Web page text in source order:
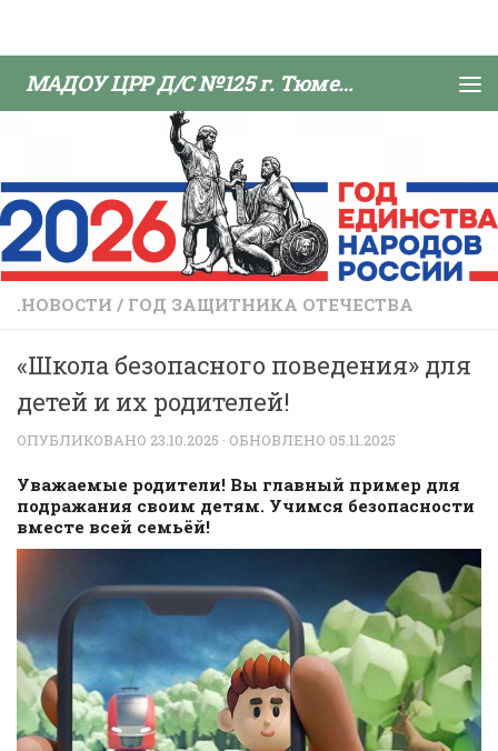
МАДОУ ЦРР Д/С №125 г. Тюмени
.НОВОСТИ / ГОД ЗАЩИТНИКА ОТЕЧЕСТВА
«Школа безопасного поведения» для
детей и их родителей!
ОПУБЛИКОВАНО 23.10.2025 · ОБНОВЛЕНО 05.11.2025
Уважаемые родители! Вы главный пример для
подражания своим детям. Учимся безопасности
вместе всей семьёй!